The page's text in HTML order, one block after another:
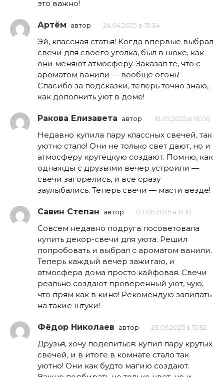
это важно!
Артём автор 24.04.2025 в 13:34
Эй, классная статья! Когда впервые выбрал
свечи для своего уголка, был в шоке, как
они меняют атмосферу. Заказал те, что с
ароматом ванили — вообще огонь!
Спасибо за подсказки, теперь точно знаю,
как дополнить уют в доме!
Ракова Елизавета автор 18.05.2025 в 18:06
Недавно купила пару классных свечей, так
уютно стало! Они не только свет дают, но и
атмосферу крутецкую создают. Помню, как
однажды с друзьями вечер устроили —
свечи загорелись, и все сразу
заулыбались. Теперь свечи — масти везде!
Савин Степан автор 03.06.2025 в 17:10
Совсем недавно подруга посоветовала
купить декор-свечи для уюта. Решил
попробовать и выбрал с ароматом ванили.
Теперь каждый вечер зажигаю, и
атмосфера дома просто кайфовая. Свечи
реально создают проверенный уют, чую,
что прям как в кино! Рекомендую залипать
на такие штуки!
Фёдор Николаев автор 23.06.2025 в 15:32
Друзья, хочу поделиться: купил пару крутых
свечей, и в итоге в комнате стало так
уютно! Они как будто магию создают.